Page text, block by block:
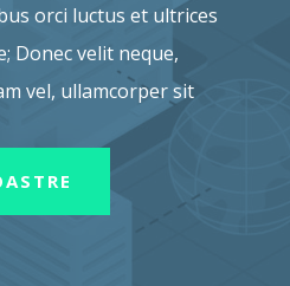
orci luctus et ultrices
Donec velit neque,
vel, ullamcorper sit